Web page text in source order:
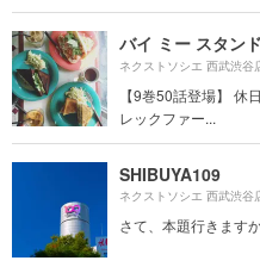
バイ ミー スタン
ネクストソシエ 西武渋谷
【9巻50話登場】 休
レックファー...
SHIBUYA109
ネクストソシエ 西武渋谷
さて、本題行きます